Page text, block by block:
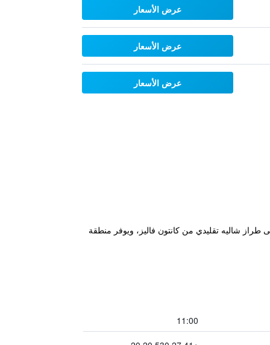
عرض الأسعار
عرض الأسعار
عرض الأسعار
من محطة القطار، كما تم تصميمه على طراز شاليه تقليدي من كانتون فاليز، ويوفر منطقة
11:00